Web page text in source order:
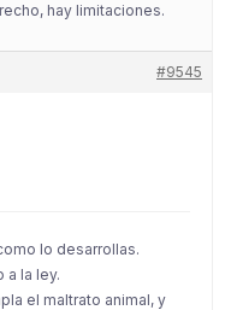
hay limitaciones.
#9545
lo desarrollas.
a la ley.
el maltrato animal, y